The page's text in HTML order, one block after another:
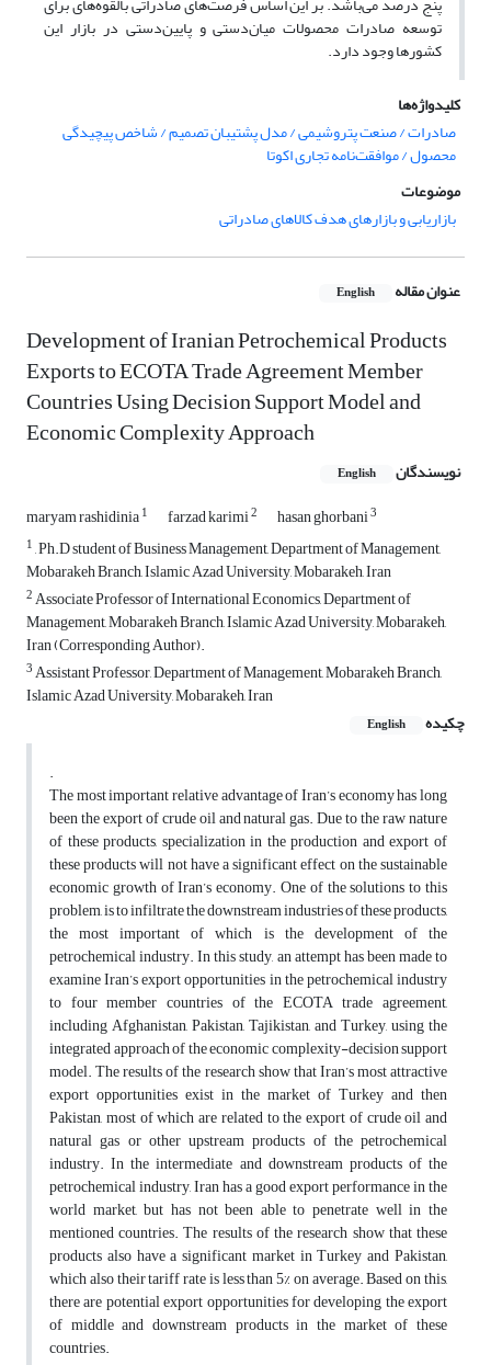
توسعه صادرات محصولات میان‌دستی و پایین‌دستی در بازار این
کشورها وجود دارد.
کلیدواژه‌ها
صادرات / صنعت پتروشیمی / مدل پشتیبان تصمیم / شاخص پیچیدگی
محصول / موافقت‌نامه تجاری اکوتا
موضوعات
بازاریابی و بازارهای هدف کالاهای صادراتی
عنوان مقاله English
Development of Iranian Petrochemical Products
Exports to ECOTA Trade Agreement Member
Countries Using Decision Support Model and
Economic Complexity Approach
نویسندگان English
maryam rashidinia1 farzad karimi2 hasan ghorbani3
1, Ph.D student of Business Management, Department of Management,
Mobarakeh Branch, Islamic Azad University, Mobarakeh, Iran
2Associate Professor of International Economics, Department of
Management, Mobarakeh Branch, Islamic Azad University, Mobarakeh,
Iran (Corresponding Author).
3Assistant Professor, Department of Management, Mobarakeh Branch,
Islamic Azad University, Mobarakeh, Iran
چکیده
English
.
The most important relative advantage of Iran’s economy has long
been the export of crude oil and natural gas. Due to the raw nature
of these products, specialization in the production and export of
these products will not have a significant effect on the sustainable
economic growth of Iran’s economy. One of the solutions to this
problem, is to infiltrate the downstream industries of these products,
the most important of which is the development of the
petrochemical industry. In this study, an attempt has been made to
examine Iran’s export opportunities in the petrochemical industry
to four member countries of the ECOTA trade agreement,
including Afghanistan, Pakistan, Tajikistan, and Turkey, using the
integrated approach of the economic complexity-decision support
model. The results of the research show that Iran’s most attractive
export opportunities exist in the market of Turkey and then
Pakistan, most of which are related to the export of crude oil and
natural gas or other upstream products of the petrochemical
industry. In the intermediate and downstream products of the
petrochemical industry, Iran has a good export performance in the
world market, but has not been able to penetrate well in the
mentioned countries. The results of the research show that these
products also have a significant market in Turkey and Pakistan,
which also their tariff rate is less than 5% on average. Based on this,
there are potential export opportunities for developing the export
of middle and downstream products in the market of these
countries.